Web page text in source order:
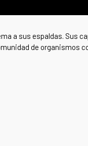
a sus espaldas. Sus
de organismos